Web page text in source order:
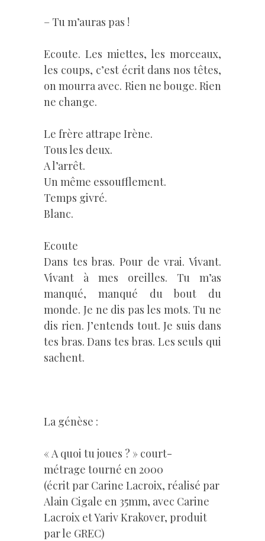
– Tu m’auras pas !
Ecoute. Les miettes, les morceaux,
les coups, c’est écrit dans nos têtes,
on mourra avec. Rien ne bouge. Rien
ne change.
Le frère attrape Irène.
Tous les deux.
A l’arrêt.
Un même essoufflement.
Temps givré.
Blanc.
Ecoute
Dans tes bras. Pour de vrai. Vivant.
Vivant à mes oreilles. Tu m’as
manqué, manqué du bout du
monde. Je ne dis pas les mots. Tu ne
dis rien. J’entends tout. Je suis dans
tes bras. Dans tes bras. Les seuls qui
sachent.
La génèse :
« A quoi tu joues ? » court-
métrage tourné en 2000
(écrit par Carine Lacroix, réalisé par
Alain Cigale en 35mm, avec Carine
Lacroix et Yariv Krakover, produit
par le GREC)